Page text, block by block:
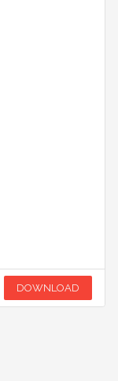
DOWNLOAD